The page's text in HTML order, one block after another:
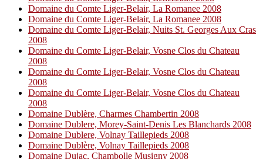
Domaine du Comte Liger-Belair, La Romanee 2008
Domaine du Comte Liger-Belair, La Romanee 2008
Domaine du Comte Liger-Belair, Nuits St. Georges Aux Cras
2008
Domaine du Comte Liger-Belair, Vosne Clos du Chateau
2008
Domaine du Comte Liger-Belair, Vosne Clos du Chateau
2008
Domaine du Comte Liger-Belair, Vosne Clos du Chateau
2008
Domaine Dublère, Charmes Chambertin 2008
Domaine Dublere, Morey-Saint-Denis Les Blanchards 2008
Domaine Dublere, Volnay Taillepieds 2008
Domaine Dublère, Volnay Taillepieds 2008
Domaine Dujac, Chambolle Musigny 2008